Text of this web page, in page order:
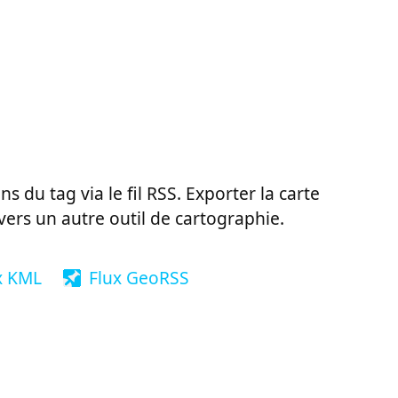
du tag via le fil RSS. Exporter la carte
un autre outil de cartographie.
KML Flux GeoRSS